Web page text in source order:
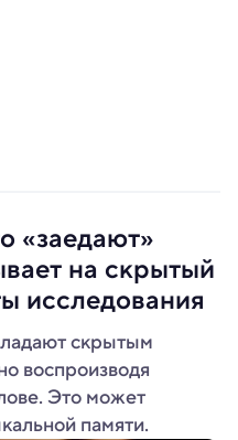
«заедают»
на скрытый
исследования
скрытым
воспроизводя
Это может
памяти.